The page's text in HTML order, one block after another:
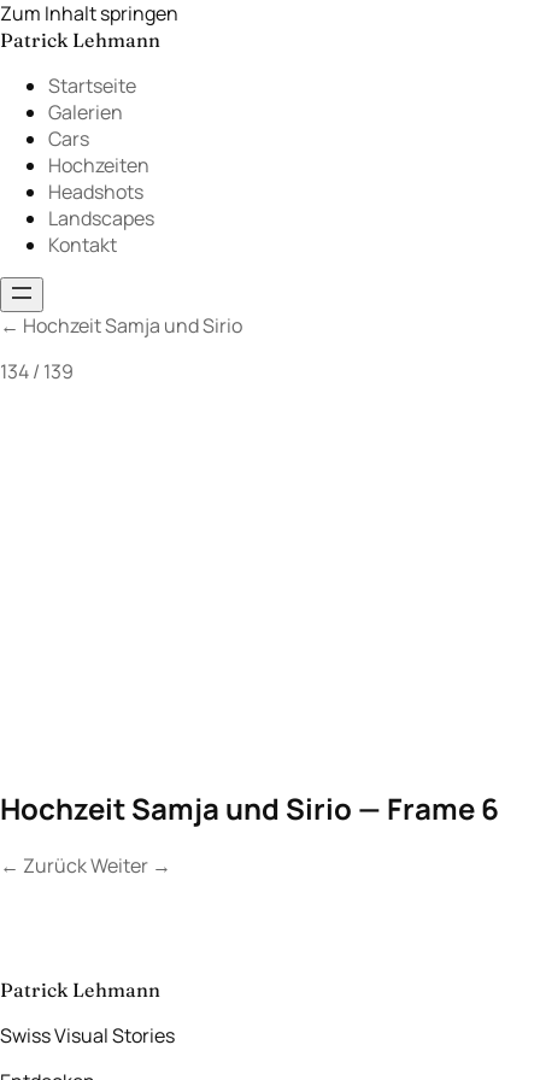
Zum Inhalt springen
Patrick Lehmann
Startseite
Galerien
Cars
Hochzeiten
Headshots
Landscapes
Kontakt
← Hochzeit Samja und Sirio
134 / 139
Hochzeit Samja und Sirio — Frame 6
← ZurückWeiter →
aufnehmen→
Patrick Lehmann
Swiss Visual Stories